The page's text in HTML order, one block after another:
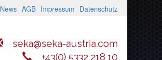
News AGB Impressum Datenschutz
seka@seka-austria.com
+43(0) 5332 218 10